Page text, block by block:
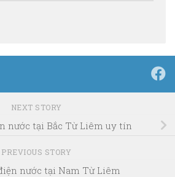
NEXT STORY
nước tại Bắc Từ Liêm uy tín
PREVIOUS STORY
nước tại Nam Từ Liêm